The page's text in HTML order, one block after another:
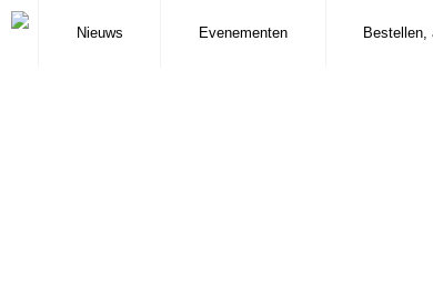
Nieuws Evenementen Bestellen,